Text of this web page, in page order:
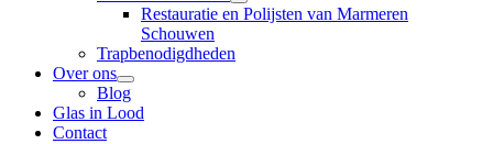
Restauratie en Polijsten van Marmeren
Schouwen
Trapbenodigdheden
Over ons
Blog
Glas in Lood
Contact